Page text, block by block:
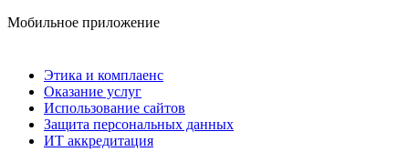
Мобильное приложение
Этика и комплаенс
Оказание услуг
Использование сайтов
Защита персональных данных
ИТ аккредитация